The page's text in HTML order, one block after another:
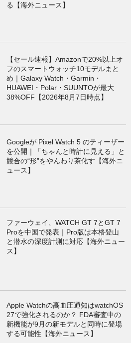
る【海外ニュース】
【セール速報】Amazonで20%以上オ
フのスマートウォッチ10モデルまと
め｜Galaxy Watch・Garmin・
HUAWEI・Polar・SUUNTOが最大
38%OFF【2026年8月7日時点】
Googleが Pixel Watch 5 のティーザー
を公開｜「ちゃんと時計に見える」と
競合の“形”をやんわり茶化す【海外ニ
ュース】
ファーウェイ、WATCH GT 7とGT 7
Proを中国で発表｜Pro版は本格登山
と潜水の深度計測に対応【海外ニュー
ス】
Apple Watchの高血圧通知はwatchOS
27で強化されるのか？ FDA審査中の
新機能が9月の新モデルと同時に登場
する可能性【海外ニュース】